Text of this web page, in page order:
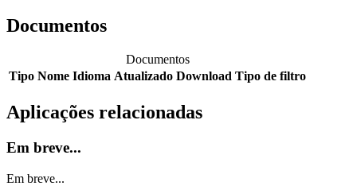
Documentos
Documentos
Tipo Nome Idioma Atualizado Download Tipo de filtro
Aplicações relacionadas
Em breve...
Em breve...